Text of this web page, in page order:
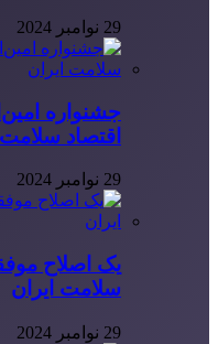
29 نوامبر 2024
اقتصاد
29 نوامبر 2024
یک اصلاح
سلامت ایران
29 نوامبر 2024